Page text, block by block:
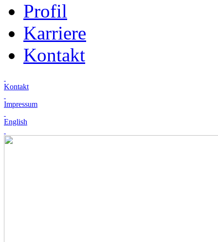
Profil
Karriere
Kontakt
Kontakt
Impressum
English